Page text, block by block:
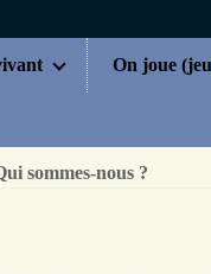
sommes-nous ?